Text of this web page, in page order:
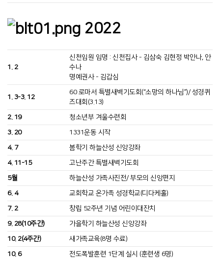
2022
1. 2
신천임원 임명 : 신천집사 - 김삼숙 김현정 박안나, 안
수나
명예권사 - 김갑심
1. 3-3. 12
60 로마서 특별새벽기도회(“소망의 하나님”)/ 성경퀴
즈대회(3.13)
2. 19
청소년부 겨울수련회
3. 20
1331운동 시작
4. 7
봄학기 하늘산성 신앙강좌
4. 11-15
고난주간 특별새벽기도회
5월
하늘산성 가족사진전/ 부모의 신앙편지
6. 4
교회학교 온가족 성경학교(디다케홀)
7. 2
창립 52주년 기념 어린이대잔치
9. 28(10주간)
가을학기 하늘산성 신앙강좌
10. 2(4주간)
새가족교육(8명 수료)
10. 6
전도폭발훈련 1단계 실시 (훈련생 6명)